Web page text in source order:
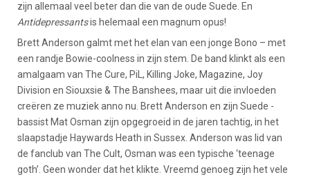
zijn allemaal veel beter dan die van de oude Suede. En
Antidepressantsis helemaal een magnum opus!
Brett Anderson galmt met het elan van een jonge Bono – met
een randje Bowie-coolness in zijn stem. De band klinkt als een
amalgaam van The Cure, PiL, Killing Joke, Magazine, Joy
Division en Siouxsie & The Banshees, maar uit die invloeden
creëren ze muziek anno nu. Brett Anderson en zijn Suede -
bassist Mat Osman zijn opgegroeid in de jaren tachtig, in het
slaapstadje Haywards Heath in Sussex. Anderson was lid van
de fanclub van The Cult, Osman was een typische ‘teenage
goth’. Geen wonder dat het klikte. Vreemd genoeg zijn het vele